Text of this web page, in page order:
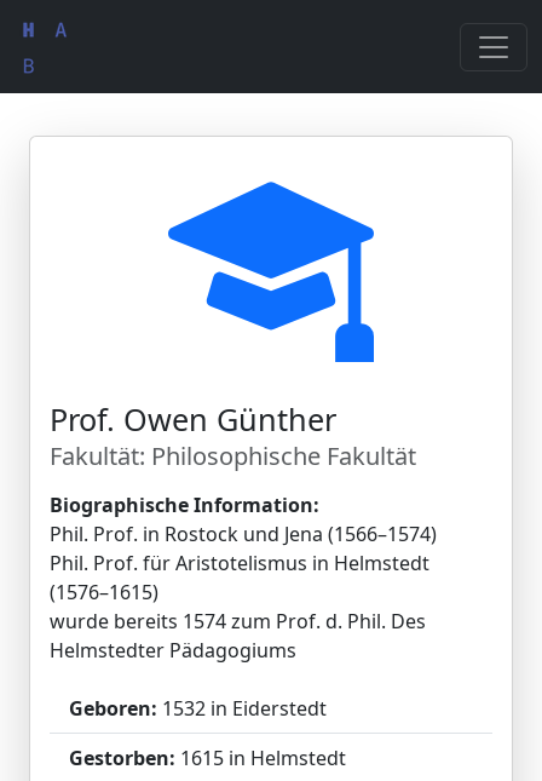
Prof. Owen Günther
Fakultät: Philosophische Fakultät
Biographische Information:
Phil. Prof. in Rostock und Jena (1566–1574)
Phil. Prof. für Aristotelismus in Helmstedt
(1576–1615)
wurde bereits 1574 zum Prof. d. Phil. Des
Helmstedter Pädagogiums
Geboren: 1532 in Eiderstedt
Gestorben: 1615 in Helmstedt